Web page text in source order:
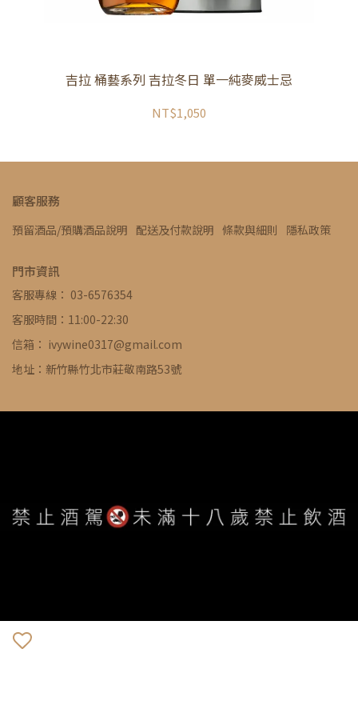
吉拉 桶藝系列 吉拉冬日 單一純麥威士忌
NT$1,050
顧客服務
預留酒品/預購酒品說明 配送及付款說明 條款與細則 隱私政策
門市資訊
客服專線： 03-6576354
客服時間：11:00-22:30
信箱： ivywine0317@gmail.com
地址：新竹縣竹北市莊敬南路53號